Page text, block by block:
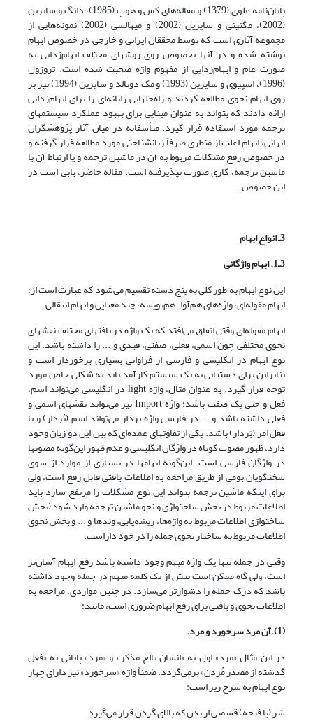
پایان‌نامه‌ علوی (1379) و مقاله‌های کس و هوپ (1985)، دانگ و سایرین
(2002)، مگنینی و سایرین (2002) و میهالسی (2002) نمونه‌هایی از
مجموعه آثاری است که توسط محققان ایرانی و خارجی در خصوص ابهام
نوشته شده و در آنها بخصوص روی روشهای مختلف ابهام‌زدایی به
صورت عام و ابهام‌زدایی از مفهوم واژه صحبت شده است. تروزول
(1996)، اسپیوی و سایرین (1993) و مک دونالد و سایرین (1994) نیز بر
روی ابهام نحوی مطالعه کردند و راه‌حلهایی رایانه‌ای را برای ابهام‌زدایی
ارائه دادند که بتواند به عنوان مبنایی برای بهبود عملکرد سیستمهای
ترجمه مورد استفاده قرار گیرد. متأسفانه در میان آثار پژوهشگران
ایرانی، ابهام اغلب از منظری صرفاً زبانشناختی مورد مطالعه قرار گرفته و
در خصوص رفع مشکلات مربوط به آن در ماشین ترجمه و یا ارتباط آن با
ماشین ترجمه، کاری صورت نپذیرفته است. مقاله حاضر، بابی است در
این خصوص.
3ـ انواع ابهام
3ـ1. ابهام واژگانی
این نوع ابهام به طور کلی به پنج دسته تقسیم می‌شود که عبارت است از:
ابهام مقوله‌ای، واژه‌های هم‌آوا ـ هم‌نویسه، چند معنایی و ابهام انتقالی.
ابهام مقوله‌ای وقتی اتفاق می‌افتد که یک واژه در بافتهای مختلف نقشهای
نحوی مختلفی چون اسمی، فعلی، صفتی، قیدی و ... را داشته باشد. این
نوع ابهام در انگلیسی و فارسی از فراوانی بسیاری برخوردار است و
بنابراین برای دستیابی به یک سیستم کارآمد باید به شکلی خاص مورد
توجه قرار گیرد. به عنوان مثال، واژه light در انگلیسی می‌تواند اسم،
فعل و حتی یک صفت باشد؛ واژه Import نیز می‌تواند نقشهای اسمی و
فعلی داشته باشد و ... در فارسی واژه‌ بردار می‌تواند اسم (بُردار) و یا
فعل امر (بَردار) باشد. یکی از تفاوتهای عمده‌ای که بین این دو زبان وجود
دارد، ظهور مصوت کوتاه در واژگان انگلیسی و عدم ظهور این‌گونه مصوتها
در واژگان فارسی است. این‌گونه ابهامها در بسیاری از موارد از سوی
سخنگویان بومی از طریق مراجعه به اطلاعات بافتی قابل رفع است، ولی
برای اینکه ماشین ترجمه بتواند این نوع مشکلات را مرتفع سازد باید
اطلاعات مربوط در بخش ساختواژی و نحو ماشین ترجمه وارد شود (بخش
ساختواژی اطلاعات مربوط به واژه‌ها، ریشه‌یابی، وندها و ... و بخش نحوی
اطلاعات مربوط به ساختار نحوی جمله را در خود داراست.
وقتی در جمله تنها یک واژه مبهم وجود داشته باشد رفع ابهام آسان‌تر
است، ولی گاه ممکن است بیش از یک کلمه مبهم در جمله وجود داشته
باشد که درک جمله را دشوارتر می‌سازد. در چنین مواردی، مراجعه به
اطلاعات نحوی و بافتی برای رفع ابهام ضروری است،‌ مانند:
(1).آن مرد سرخورد و مرد.
در این مثال «مرد» اول به «انسان بالغ مذکر» و «مرد» پایانی به «فعل
گذشته از مصدر مُردن» برمی‌گردد. ضمناً واژه «سرخورد» نیز دارای چهار
نوع ابهام به شرح زیر است:
سَر (با فتحه) قسمتی از بدن که بالای گردن قرار می‌گیرد.